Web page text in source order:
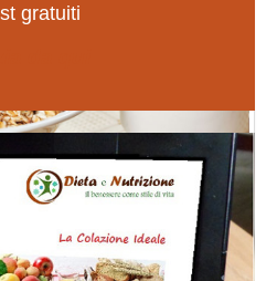
di Bach
gratuiti